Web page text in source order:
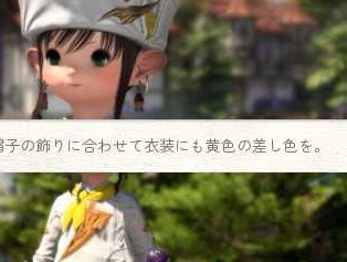
の飾りに合わせて衣装にも黄色の差し色を。